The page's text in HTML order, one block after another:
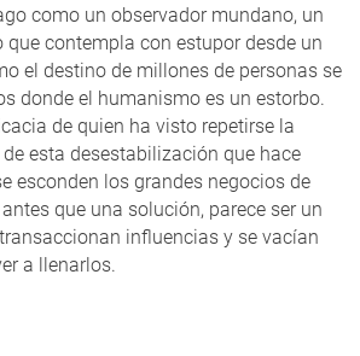
como un observador mundano, un
contempla con estupor desde un
el destino de millones de personas se
donde el humanismo es un estorbo.
de quien ha visto repetirse la
esta desestabilización que hace
esconden los grandes negocios de
que una solución, parece ser un
influencias y se vacían
a llenarlos.